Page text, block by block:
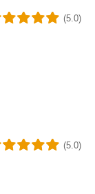
(5.0)
(5.0)